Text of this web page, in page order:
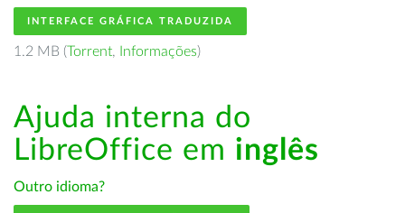
INTERFACE GRÁFICA TRADUZIDA
1.2 MB (Torrent, Informações)
Ajuda interna do
LibreOffice em inglês
Outro idioma?